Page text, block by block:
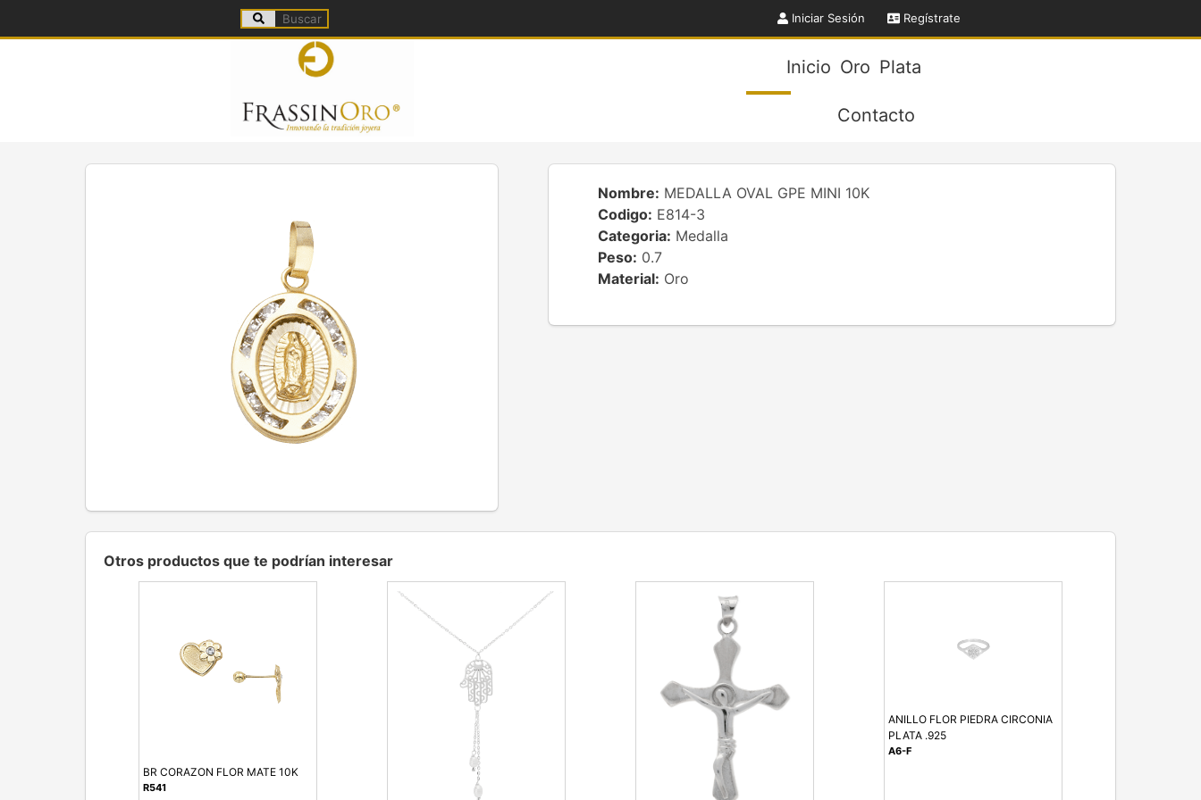
Iniciar Sesión Regístrate
Inicio Oro Plata
Contacto
Nombre: MEDALLA OVAL GPE MINI 10K
Codigo: E814-3
Categoria: Medalla
Peso: 0.7
Material: Oro
Otros productos que te podrían interesar
BR CORAZON FLOR MATE 10K
R541
ANILLO FLOR PIEDRA CIRCONIA
PLATA .925
A6-F